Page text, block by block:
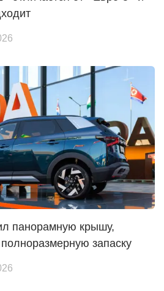
панорамную крышу,
запаску